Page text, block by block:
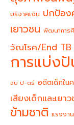
บริจาคเงิน ปกป้อง
เยาวชน พัฒนาการ
วัณโรค/End TB
การแบ่ง
จบ ป-ตรี อดีตเด็กใน
เสียงเด็กและเยา
ข้ามชาติ แรงงา